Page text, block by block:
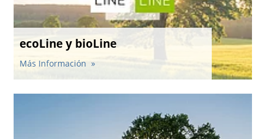
ecoLine y bioLine
Más Información